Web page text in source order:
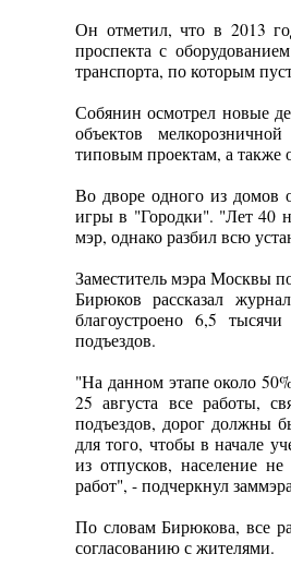
Он отметил, что в 2013
проспекта с
транспорта, по которым
Собянин осмотрел новые
объектов
типовым проектам, а также
Во дворе одного из домов
игры в "Городки". "Лет 40
мэр, однако разбил всю
Заместитель мэра Москвы
Бирюков рассказал
благоустроено 6,5
подъездов.
"На данном этапе около
25 августа все работы,
подъездов, дорог должны
для того, чтобы в начале
из отпусков, население
работ", - подчеркнул
По словам Бирюкова, все
согласованию с жителями.